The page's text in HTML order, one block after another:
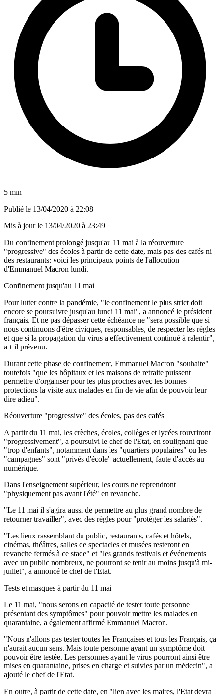
5 min
Publié le 13/04/2020 à 22:08
Mis à jour le 13/04/2020 à 23:49
Du confinement prolongé jusqu'au 11 mai à la réouverture
"progressive" des écoles à partir de cette date, mais pas des cafés ni
des restaurants: voici les principaux points de l'allocution
d'Emmanuel Macron lundi.
Confinement jusqu'au 11 mai
Pour lutter contre la pandémie, "le confinement le plus strict doit
encore se poursuivre jusqu'au lundi 11 mai", a annoncé le président
français. Et ne pas dépasser cette échéance ne "sera possible que si
nous continuons d'être civiques, responsables, de respecter les règles
et que si la propagation du virus a effectivement continué à ralentir",
a-t-il prévenu.
Durant cette phase de confinement, Emmanuel Macron "souhaite"
toutefois "que les hôpitaux et les maisons de retraite puissent
permettre d'organiser pour les plus proches avec les bonnes
protections la visite aux malades en fin de vie afin de pouvoir leur
dire adieu".
Réouverture "progressive" des écoles, pas des cafés
A partir du 11 mai, les crèches, écoles, collèges et lycées rouvriront
"progressivement", a poursuivi le chef de l'Etat, en soulignant que
"trop d'enfants", notamment dans les "quartiers populaires" ou les
"campagnes" sont "privés d'école" actuellement, faute d'accès au
numérique.
Dans l'enseignement supérieur, les cours ne reprendront
"physiquement pas avant l'été" en revanche.
"Le 11 mai il s'agira aussi de permettre au plus grand nombre de
retourner travailler", avec des règles pour "protéger les salariés".
"Les lieux rassemblant du public, restaurants, cafés et hôtels,
cinémas, théâtres, salles de spectacles et musées resteront en
revanche fermés à ce stade" et "les grands festivals et événements
avec un public nombreux, ne pourront se tenir au moins jusqu'à mi-
juillet", a annoncé le chef de l'Etat.
Tests et masques à partir du 11 mai
Le 11 mai, "nous serons en capacité de tester toute personne
présentant des symptômes" pour pouvoir mettre les malades en
quarantaine, a également affirmé Emmanuel Macron.
"Nous n'allons pas tester toutes les Françaises et tous les Français, ça
n'aurait aucun sens. Mais toute personne ayant un symptôme doit
pouvoir être testée. Les personnes ayant le virus pourront ainsi être
mises en quarantaine, prises en charge et suivies par un médecin", a
ajouté le chef de l'Etat.
En outre, à partir de cette date, en "lien avec les maires, l'Etat devra